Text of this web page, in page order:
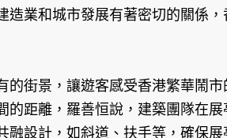
造業和城市發展有著密切的關係，
的街景，讓遊客感受香港繁華鬧市
的距離，羅善恒說，建築團隊在展
設計，如斜道、扶手等，確保展